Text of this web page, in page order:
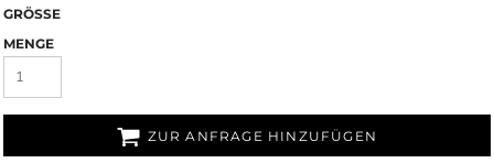
GRÖSSE
MENGE
ZUR ANFRAGE HINZUFÜGEN